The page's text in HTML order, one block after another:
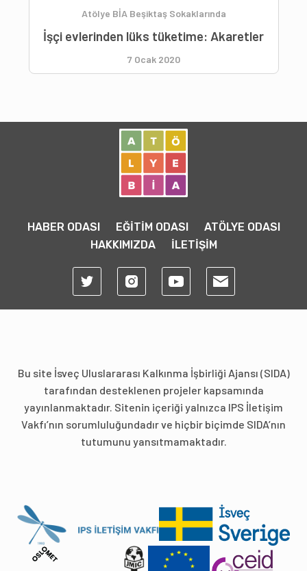
Atölye BİA Beşiktaş Sokaklarında
İşçi evlerinden lüks tüketime: Akaretler
7 Ocak 2020
HABER ODASI EĞİTİM ODASI
ATÖLYE ODASI
HAKKIMIZDA
İLETİŞİM
Bu site İsveç Uluslararası Kalkınma İşbirliği Ajansı (SIDA)
tarafından desteklenen projeler kapsamında
yayınlanmaktadır. Sitenin içeriği yalnızca IPS İletişim
Vakfı’nın sorumluluğundadır ve hiçbir biçimde SIDA’nın
tutumunu yansıtmamaktadır.